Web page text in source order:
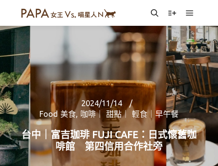
SearchMore info
Main
2024/11/14
Food 美食, 咖啡｜ 甜點｜ 輕食｜早午餐
台中｜富吉珈琲 FUJI CAFE：日式懷舊咖
啡館 第四信用合作社旁